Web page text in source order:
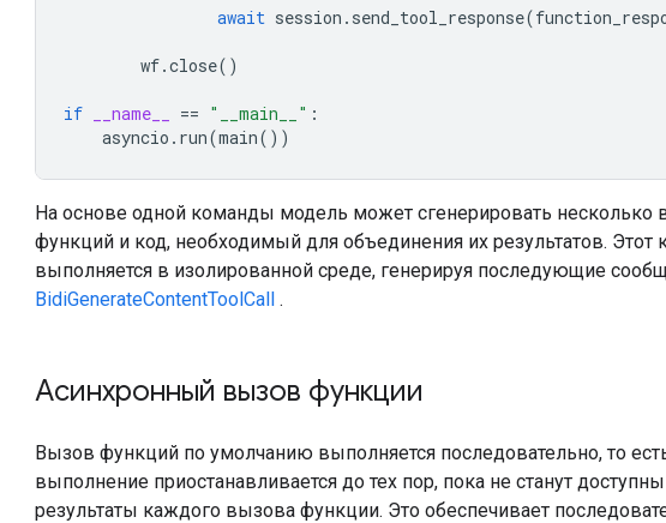
await session . send_tool_response(
wf.close()
if __name__ == "__main__" :
asyncio . run(main())
На основе одной команды модель может сгенерировать несколько
функций и код, необходимый для объединения их результатов. Этот
выполняется в изолированной среде, генерируя последующие
BidiGenerateContentToolCall .
Асинхронный вызов функции
Вызов функций по умолчанию выполняется последовательно, то
выполнение приостанавливается до тех пор, пока не станут доступны
результаты каждого вызова функции. Это обеспечивает